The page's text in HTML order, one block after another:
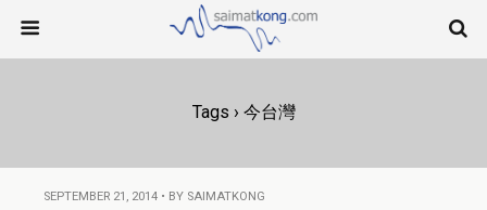
Tags › 今台灣
SEPTEMBER 21, 2014 • BY SAIMATKONG